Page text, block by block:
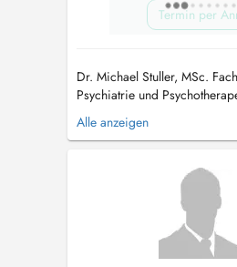
Termin per
Dr. Michael Stuller, MSc.
Psychiatrie und
Psychotherapeut (humanistische
Psychotherapie) Expertise:
Körperbeschwerden In
Wien und Mödling biete ich
Behandlung mit ein...
Alle anzeigen